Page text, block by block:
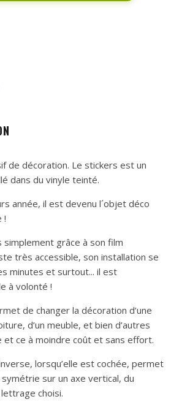
de décoration. Le stickers est un
dans du vinyle teinté.
année, il est devenu l´objet déco
!
grâce à son film
très accessible, son installation se
minutes et surtout... il est
à volonté !
de changer la décoration d’une
d’un meuble, et bien d’autres
et ce à moindre coût et sans effort.
lorsqu’elle est cochée, permet
sur un axe vertical, du
choisi.